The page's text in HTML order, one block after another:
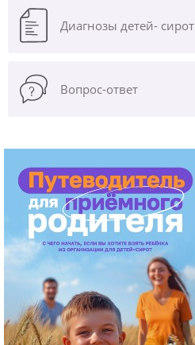
Диагнозы детей- сирот
Вопрос-ответ